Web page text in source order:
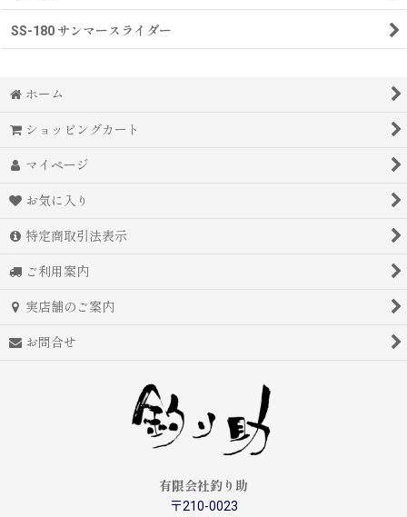
SS-180 サンマースライダー
ホーム
ショッピングカート
マイページ
お気に入り
特定商取引法表示
ご利用案内
実店舗のご案内
お問合せ
有限会社釣り助
〒210-0023